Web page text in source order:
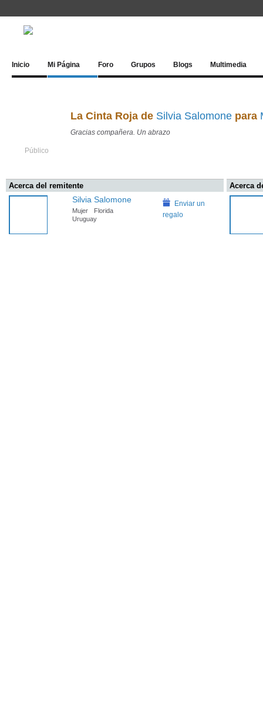
Inicio Mi Página Foro Grupos Blogs Multimedia
Público
La Cinta Roja de Silvia Salomone para
Gracias compañera. Un abrazo
Acerca del remitente
Silvia Salomone
Mujer
Florida
Uruguay
Enviar un
regalo
Acerca